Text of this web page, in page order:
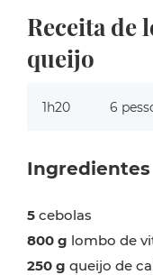
Receita de
queijo
1h20 6
Ingredientes
5 cebolas
800 g lombo de
250 g queijo de